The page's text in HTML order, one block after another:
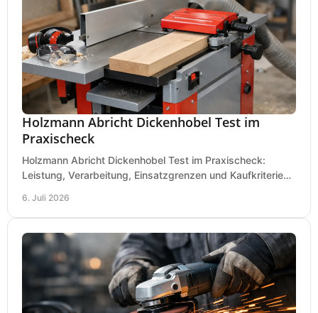
Holzmann Abricht Dickenhobel Test im
Praxischeck
Holzmann Abricht Dickenhobel Test im Praxischeck:
Leistung, Verarbeitung, Einsatzgrenzen und Kaufkriterien
6. Juli 2026